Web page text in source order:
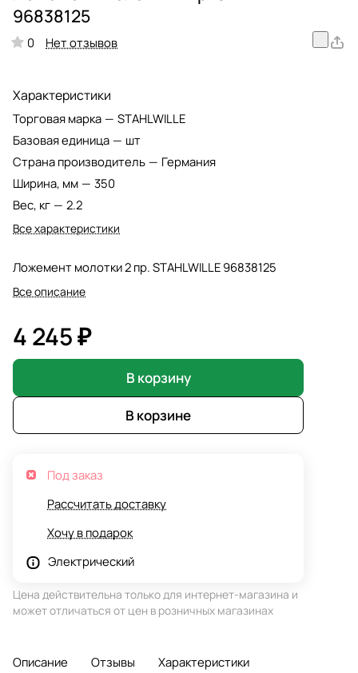
96838125
0 Нет отзывов
Характеристики
Торговая марка — STAHLWILLE
Базовая единица — шт
Страна производитель — Германия
Ширина, мм — 350
Вес, кг — 2.2
Все характеристики
Ложемент молотки 2 пр. STAHLWILLE 96838125
Все описание
4 245 ₽
В корзину
В корзине
Под заказ
Рассчитать доставку
Хочу в подарок
Электрический
Цена действительна только для интернет-магазина и
может отличаться от цен в розничных магазинах
Описание Отзывы Характеристики